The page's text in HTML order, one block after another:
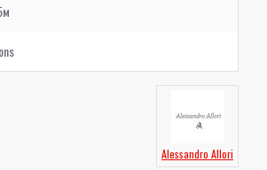
Alessandro Allori